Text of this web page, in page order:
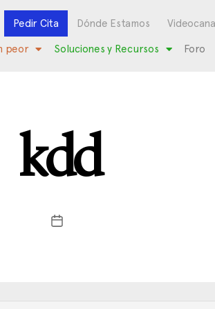
Pedir Cita Dónde Estamos
peor Soluciones y Recursos Foro
kdd